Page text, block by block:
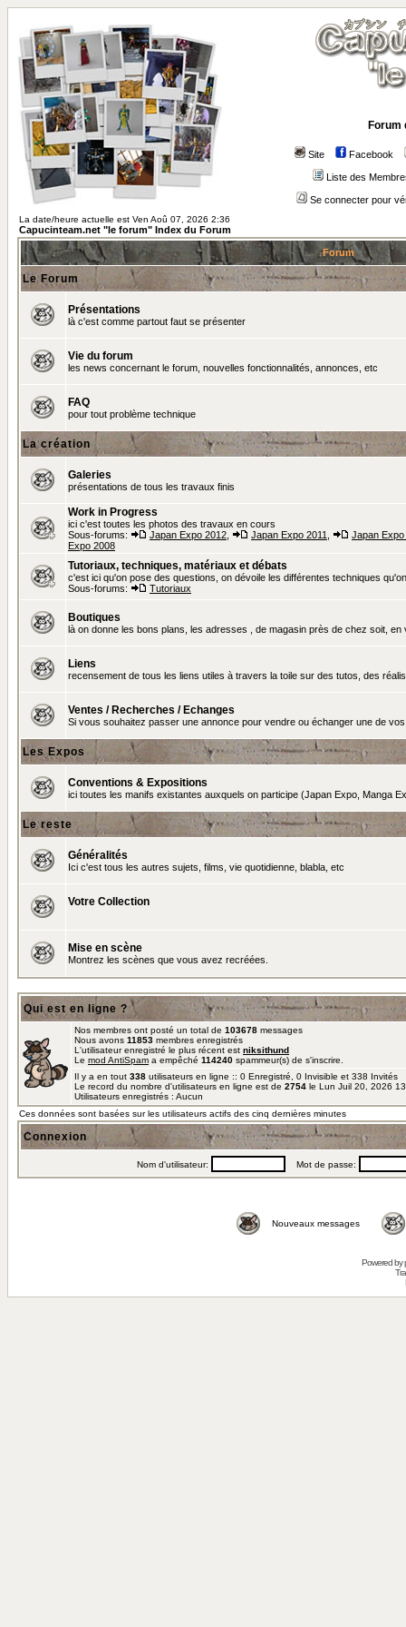
Forum
Site Facebook
Liste des
Se connecter pour
La date/heure actuelle est Ven Aoû 07, 2026 2:36
Capucinteam.net "le forum" Index du Forum
Forum
Le Forum
Présentations
là c'est comme partout faut se présenter
Vie du forum
les news concernant le forum, nouvelles fonctionnalités, annonces, etc
FAQ
pour tout problème technique
La création
Galeries
présentations de tous les travaux finis
Work in Progress
ici c'est toutes les photos des travaux en cours
Sous-forums:
Japan Expo 2012 Japan Expo 2011
Japan Expo
Expo 2008
Tutoriaux, techniques, matériaux et débats
c'est ici qu'on pose des questions, on dévoile les différentes techniques
Sous-forums:
Tutoriaux
Boutiques
là on donne les bons plans, les adresses , de magasin près de chez soit, en
Liens
recensement de tous les liens utiles à travers la toile sur des tutos, des
Ventes / Recherches / Echanges
Si vous souhaitez passer une annonce pour vendre ou échanger une de
Les Expos
Conventions & Expositions
ici toutes les manifs existantes auxquels on participe (Japan Expo, Manga
Le reste
Généralités
Ici c'est tous les autres sujets, films, vie quotidienne, blabla, etc
Votre Collection
Mise en scène
Montrez les scènes que vous avez recréées.
Qui est en ligne ?
Nos membres ont posté un total de 103678 messages
Nous avons 11853 membres enregistrés
L'utilisateur enregistré le plus récent est niksithund
Le mod AntiSpam a empêché 114240 spammeur(s) de s'inscrire.
Il y a en tout 338 utilisateurs en ligne :: 0 Enregistré, 0 Invisible et 338
Le record du nombre d'utilisateurs en ligne est de 2754 le Lun Juil 20, 2026
Utilisateurs enregistrés : Aucun
Ces données sont basées sur les utilisateurs actifs des cinq dernières minutes
Connexion
Nom d'utilisateur: Mot de passe:
Nouveaux messages
Powered by